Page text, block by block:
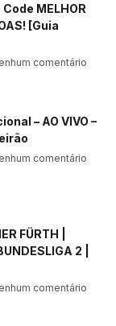
MELHOR
[Guia
comentário
– AO VIVO –
comentário
FÜRTH |
2 |
comentário